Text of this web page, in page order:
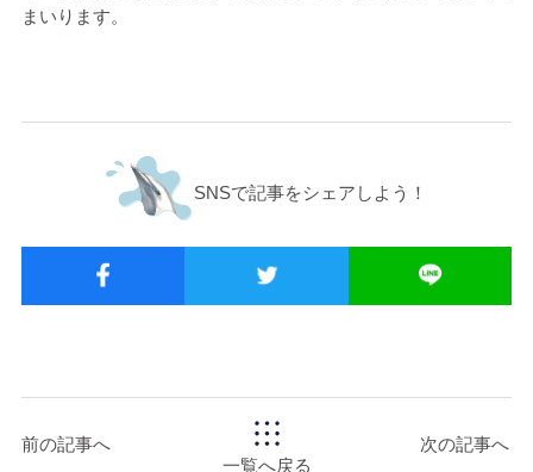
まいります。
SNSで記事をシェアしよう！
前の記事へ
一覧へ戻る
次の記事へ